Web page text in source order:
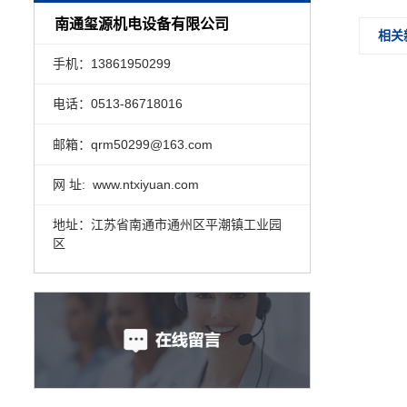
南通玺源机电设备有限公司
手机：13861950299
电话：0513-86718016
邮箱：qrm50299@163.com
网 址: www.ntxiyuan.com
地址：江苏省南通市通州区平潮镇工业园
区
相关